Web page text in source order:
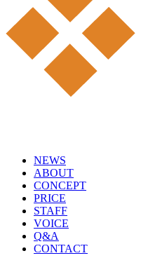
NEWS
ABOUT
CONCEPT
PRICE
STAFF
VOICE
Q&A
CONTACT